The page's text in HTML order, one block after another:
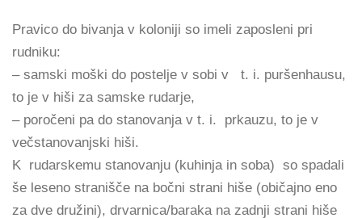
Pravico do bivanja v koloniji so imeli zaposleni pri
rudniku:
– samski moški do postelje v sobi v t. i. puršenhausu,
to je v hiši za samske rudarje,
– poročeni pa do stanovanja v t. i. prkauzu, to je v
večstanovanjski hiši.
K rudarskemu stanovanju (kuhinja in soba) so spadali
še leseno stranišče na bočni strani hiše (običajno eno
za dve družini), drvarnica/baraka na zadnji strani hiše